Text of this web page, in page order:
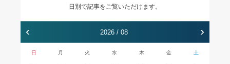
日別で記事をご覧いただけます。
‹ 2026 / 08 ›
日 月 火 水 木 金 土